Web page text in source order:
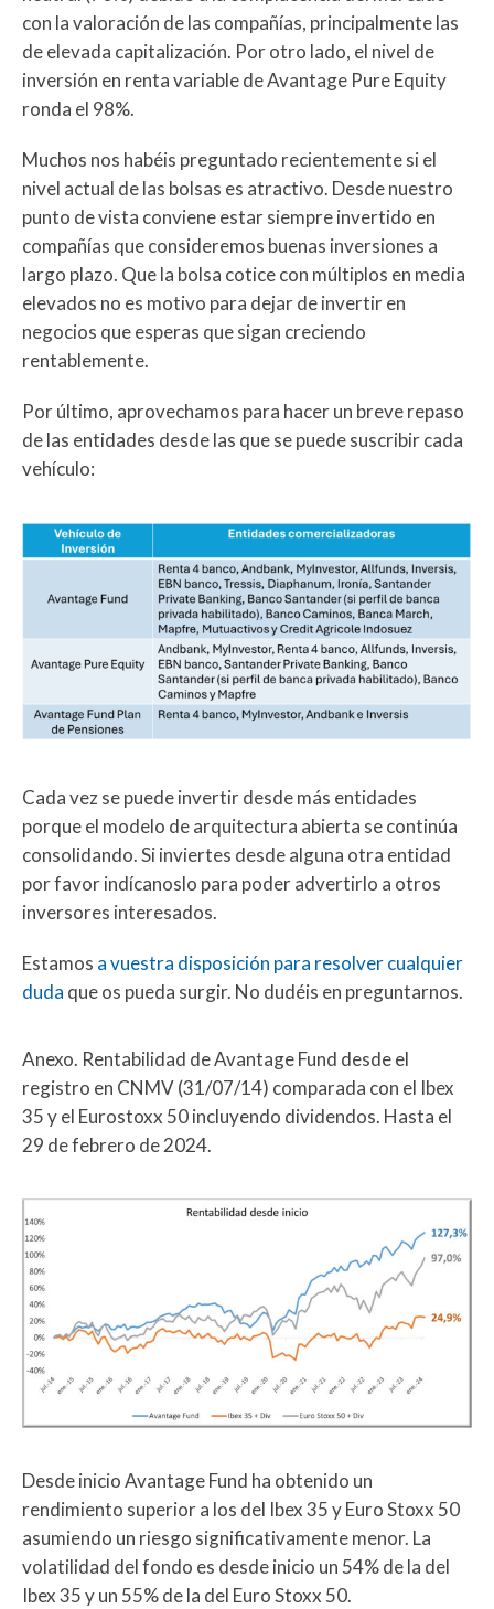
con la valoración de las compañías, principalmente las
de elevada capitalización. Por otro lado, el nivel de
inversión en renta variable de Avantage Pure Equity
ronda el 98%.
Muchos nos habéis preguntado recientemente si el
nivel actual de las bolsas es atractivo. Desde nuestro
punto de vista conviene estar siempre invertido en
compañías que consideremos buenas inversiones a
largo plazo. Que la bolsa cotice con múltiplos en media
elevados no es motivo para dejar de invertir en
negocios que esperas que sigan creciendo
rentablemente.
Por último, aprovechamos para hacer un breve repaso
de las entidades desde las que se puede suscribir cada
vehículo:
Cada vez se puede invertir desde más entidades
porque el modelo de arquitectura abierta se continúa
consolidando. Si inviertes desde alguna otra entidad
por favor indícanoslo para poder advertirlo a otros
inversores interesados.
Estamos a vuestra disposición para resolver cualquier
duda que os pueda surgir. No dudéis en preguntarnos.
Anexo. Rentabilidad de Avantage Fund desde el
registro en CNMV (31/07/14) comparada con el Ibex
35 y el Eurostoxx 50 incluyendo dividendos. Hasta el
29 de febrero de 2024.
Desde inicio Avantage Fund ha obtenido un
rendimiento superior a los del Ibex 35 y Euro Stoxx 50
asumiendo un riesgo significativamente menor. La
volatilidad del fondo es desde inicio un 54% de la del
Ibex 35 y un 55% de la del Euro Stoxx 50.